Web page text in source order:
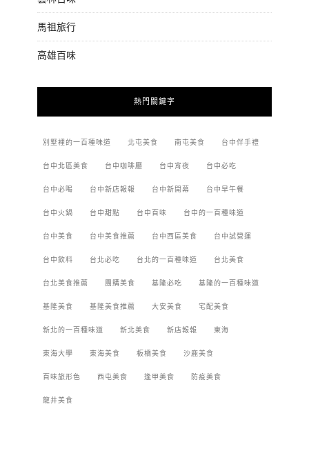
馬祖旅行
高雄百味
熱門關鍵字
別墅裡的一百種味道 北屯美食 南屯美食 台中伴手禮
台中北區美食 台中咖啡廳 台中宵夜 台中必吃
台中必喝 台中新店報報 台中新開幕 台中早午餐
台中火鍋 台中甜點 台中百味 台中的一百種味道
台中美食 台中美食推薦 台中西區美食 台中試營運
台中飲料 台北必吃 台北的一百種味道 台北美食
台北美食推薦 團購美食 基隆必吃 基隆的一百種味道
基隆美食 基隆美食推薦 大安美食 宅配美食
新北的一百種味道 新北美食 新店報報 東海
東海大學 東海美食 板橋美食 沙鹿美食
百味旅形色 西屯美食 逢甲美食 防疫美食
龍井美食